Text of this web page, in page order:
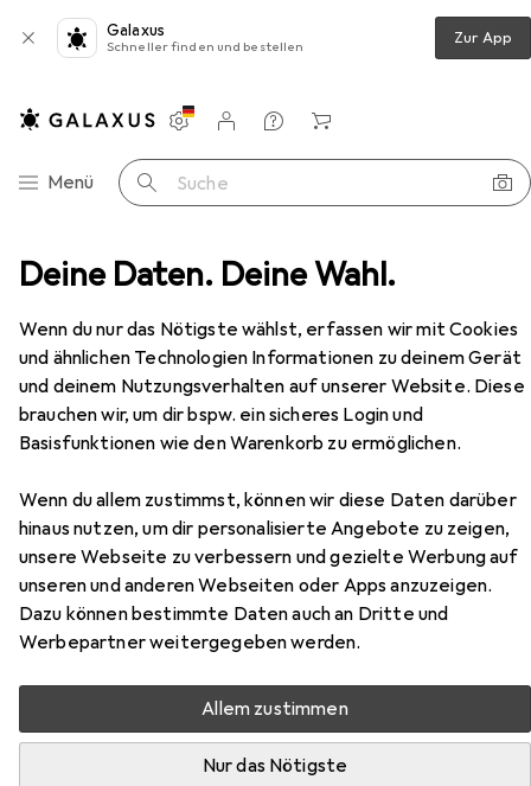
Deine Daten. Deine Wahl.
Wenn du nur das Nötigste wählst, erfassen wir mit Cookies
und ähnlichen Technologien Informationen zu deinem Gerät
und deinem Nutzungsverhalten auf unserer Website. Diese
brauchen wir, um dir bspw. ein sicheres Login und
Basisfunktionen wie den Warenkorb zu ermöglichen.
Wenn du allem zustimmst, können wir diese Daten darüber
hinaus nutzen, um dir personalisierte Angebote zu zeigen,
unsere Webseite zu verbessern und gezielte Werbung auf
unseren und anderen Webseiten oder Apps anzuzeigen.
Dazu können bestimmte Daten auch an Dritte und
Werbepartner weitergegeben werden.
Allem zustimmen
Nur das Nötigste
Galaxus
Schneller finden und bestellen Zur App
Navigation nach Kategorien
Menü Suche
Einstellungen
Kundenkonto
Vergleichslisten
Merklisten
Warenkorb
+ Kochtopf de Buyer Stielkasserolle MILADY grau
de BuyerStielkasserolle MILADY grau
Kochtopf, Edelstahl
Zubehör für de Buyer
Stielkasserolle MILADY grau
Hier findest du passendes Zubehör zum Produkt de Buyer
Stielkasserolle MILADY grau aus den Kategorien
Kochbesteck, Zubehör Kochgeschirr und Untersetzer.
Kochbesteck Zubehör Kochgeschirr